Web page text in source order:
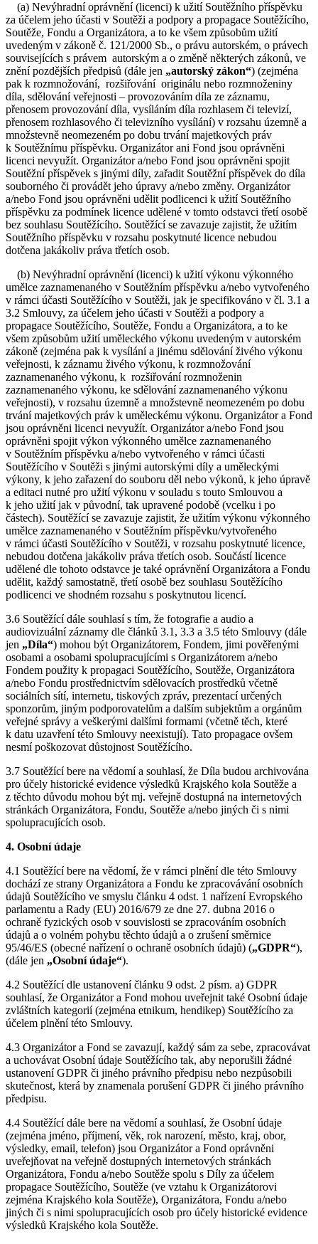
(a) Nevýhradní oprávnění (licenci) k užití Soutěžního příspěvku
za účelem jeho účasti v Soutěži a podpory a propagace Soutěžícího,
Soutěže, Fondu a Organizátora, a to ke všem způsobům užití
uvedeným v zákoně č. 121/2000 Sb., o právu autorském, o právech
souvisejících s právem autorským a o změně některých zákonů, ve
znění pozdějších předpisů (dále jen „autorský zákon“) (zejména
pak k rozmnožování, rozšiřování originálu nebo rozmnoženiny
díla, sdělování veřejnosti – provozováním díla ze záznamu,
přenosem provozování díla, vysíláním díla rozhlasem či televizí,
přenosem rozhlasového či televizního vysílání) v rozsahu územně a
množstevně neomezeném po dobu trvání majetkových práv
k Soutěžnímu příspěvku. Organizátor ani Fond jsou oprávněni
licenci nevyužít. Organizátor a/nebo Fond jsou oprávněni spojit
Soutěžní příspěvek s jinými díly, zařadit Soutěžní příspěvek do díla
souborného či provádět jeho úpravy a/nebo změny. Organizátor
a/nebo Fond jsou oprávněni udělit podlicenci k užití Soutěžního
příspěvku za podmínek licence udělené v tomto odstavci třetí osobě
bez souhlasu Soutěžícího. Soutěžící se zavazuje zajistit, že užitím
Soutěžního příspěvku v rozsahu poskytnuté licence nebudou
dotčena jakákoliv práva třetích osob.
(b) Nevýhradní oprávnění (licenci) k užití výkonu výkonného
umělce zaznamenaného v Soutěžním příspěvku a/nebo vytvořeného
v rámci účasti Soutěžícího v Soutěži, jak je specifikováno v čl. 3.1 a
3.2 Smlouvy, za účelem jeho účasti v Soutěži a podpory a
propagace Soutěžícího, Soutěže, Fondu a Organizátora, a to ke
všem způsobům užití uměleckého výkonu uvedeným v autorském
zákoně (zejména pak k vysílání a jinému sdělování živého výkonu
veřejnosti, k záznamu živého výkonu, k rozmnožování
zaznamenaného výkonu, k rozšiřování rozmnoženin
zaznamenaného výkonu, ke sdělování zaznamenaného výkonu
veřejnosti), v rozsahu územně a množstevně neomezeném po dobu
trvání majetkových práv k uměleckému výkonu. Organizátor a Fond
jsou oprávněni licenci nevyužít. Organizátor a/nebo Fond jsou
oprávněni spojit výkon výkonného umělce zaznamenaného
v Soutěžním příspěvku a/nebo vytvořeného v rámci účasti
Soutěžícího v Soutěži s jinými autorskými díly a uměleckými
výkony, k jeho zařazení do souboru děl nebo výkonů, k jeho úpravě
a editaci nutné pro užití výkonu v souladu s touto Smlouvou a
k jeho užití jak v původní, tak upravené podobě (vcelku i po
částech). Soutěžící se zavazuje zajistit, že užitím výkonu výkonného
umělce zaznamenaného v Soutěžním příspěvku/vytvořeného
v rámci účasti Soutěžícího v Soutěži, v rozsahu poskytnuté licence,
nebudou dotčena jakákoliv práva třetích osob. Součástí licence
udělené dle tohoto odstavce je také oprávnění Organizátora a Fondu
udělit, každý samostatně, třetí osobě bez souhlasu Soutěžícího
podlicenci ve shodném rozsahu s poskytnutou licencí.
3.6 Soutěžící dále souhlasí s tím, že fotografie a audio a
audiovizuální záznamy dle článků 3.1, 3.3 a 3.5 této Smlouvy (dále
jen „Díla“) mohou být Organizátorem, Fondem, jimi pověřenými
osobami a osobami spolupracujícími s Organizátorem a/nebo
Fondem použity k propagaci Soutěžícího, Soutěže, Organizátora
a/nebo Fondu prostřednictvím sdělovacích prostředků včetně
sociálních sítí, internetu, tiskových zpráv, prezentací určených
sponzorům, jiným podporovatelům a dalším subjektům a orgánům
veřejné správy a veškerými dalšími formami (včetně těch, které
k datu uzavření této Smlouvy neexistují). Tato propagace ovšem
nesmí poškozovat důstojnost Soutěžícího.
3.7 Soutěžící bere na vědomí a souhlasí, že Díla budou archivována
pro účely historické evidence výsledků Krajského kola Soutěže a
z těchto důvodu mohou být mj. veřejně dostupná na internetových
stránkách Organizátora, Fondu, Soutěže a/nebo jiných či s nimi
spolupracujících osob.
4. Osobní údaje
4.1 Soutěžící bere na vědomí, že v rámci plnění dle této Smlouvy
dochází ze strany Organizátora a Fondu ke zpracovávání osobních
údajů Soutěžícího ve smyslu článku 4 odst. 1 nařízení Evropského
parlamentu a Rady (EU) 2016/679 ze dne 27. dubna 2016 o
ochraně fyzických osob v souvislosti se zpracováním osobních
údajů a o volném pohybu těchto údajů a o zrušení směrnice
95/46/ES (obecné nařízení o ochraně osobních údajů) („GDPR“),
(dále jen „Osobní údaje“).
4.2 Soutěžící dle ustanovení článku 9 odst. 2 písm. a) GDPR
souhlasí, že Organizátor a Fond mohou uveřejnit také Osobní údaje
zvláštních kategorií (zejména etnikum, hendikep) Soutěžícího za
účelem plnění této Smlouvy.
4.3 Organizátor a Fond se zavazují, každý sám za sebe, zpracovávat
a uchovávat Osobní údaje Soutěžícího tak, aby neporušili žádné
ustanovení GDPR či jiného právního předpisu nebo nezpůsobili
skutečnost, která by znamenala porušení GDPR či jiného právního
předpisu.
4.4 Soutěžící dále bere na vědomí a souhlasí, že Osobní údaje
(zejména jméno, příjmení, věk, rok narození, město, kraj, obor,
výsledky, email, telefon) jsou Organizátor a Fond oprávněni
uveřejňovat na veřejně dostupných internetových stránkách
Organizátora, Fondu a/nebo Soutěže spolu s Díly za účelem
propagace Soutěžícího, Soutěže (ve vztahu k Organizátorovi
zejména Krajského kola Soutěže), Organizátora, Fondu a/nebo
jiných či s nimi spolupracujících osob pro účely historické evidence
výsledků Krajského kola Soutěže.